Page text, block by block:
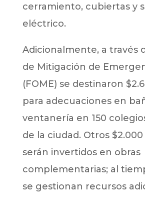
cerramiento, cubiertas y
eléctrico.
Adicionalmente, a través
de Mitigación de
(FOME) se destinaron
para adecuaciones en
ventanería en 150
de la ciudad. Otros
serán invertidos en obras
complementarias; al
se gestionan recursos